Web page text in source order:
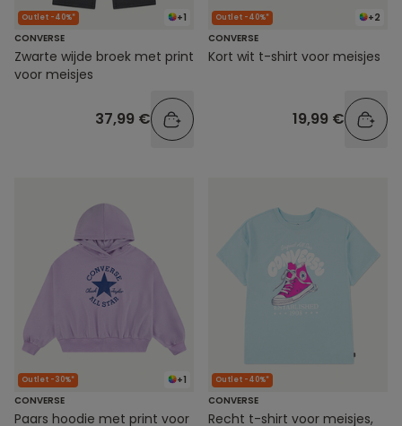
+1
Outlet -40%*
CONVERSE
Zwarte wijde broek met print
voor meisjes
37,99 €
+2
Outlet -40%*
CONVERSE
Kort wit t-shirt voor meisjes
19,99 €
+1
Outlet -30%*
CONVERSE
Paars hoodie met print voor
Outlet -40%*
CONVERSE
Recht t-shirt voor meisjes,